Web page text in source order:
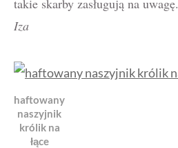
takie skarby zasługują na uwagę.
Iza
haftowany
naszyjnik
królik na
łące